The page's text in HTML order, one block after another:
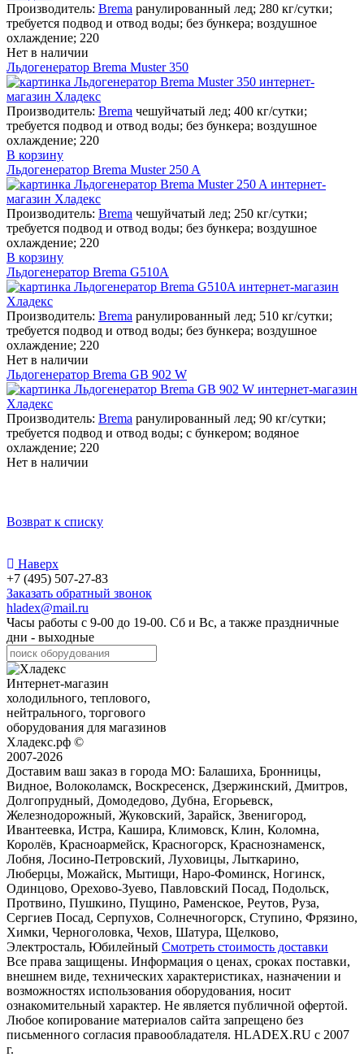
Производитель: Brema ранулированный лед; 280 кг/сутки;
требуется подвод и отвод воды; без бункера; воздушное
охлаждение; 220
Нет в наличии
Льдогенератор Brema Muster 350
Производитель: Brema чешуйчатый лед; 400 кг/сутки;
требуется подвод и отвод воды; без бункера; воздушное
охлаждение; 220
В корзину
Льдогенератор Brema Muster 250 A
Производитель: Brema чешуйчатый лед; 250 кг/сутки;
требуется подвод и отвод воды; без бункера; воздушное
охлаждение; 220
В корзину
Льдогенератор Brema G510A
Производитель: Brema ранулированный лед; 510 кг/сутки;
требуется подвод и отвод воды; без бункера; воздушное
охлаждение; 220
Нет в наличии
Льдогенератор Brema GB 902 W
Производитель: Brema ранулированный лед; 90 кг/сутки;
требуется подвод и отвод воды; с бункером; водяное
охлаждение; 220
Нет в наличии
Возврат к списку
Наверх
+7 (495) 507-27-83
Заказать обратный звонок
hladex@mail.ru
Часы работы с 9-00 до 19-00. Сб и Вс, а также праздничные
дни - выходные
Интернет-магазин
холодильного, теплового,
нейтрального, торгового
оборудования для магазинов
Хладекс.рф ©
2007-2026
Доставим ваш заказ в города МО: Балашиха, Бронницы,
Видное, Волоколамск, Воскресенск, Дзержинский, Дмитров,
Долгопрудный, Домодедово, Дубна, Егорьевск,
Железнодорожный, Жуковский, Зарайск, Звенигород,
Ивантеевка, Истра, Кашира, Климовск, Клин, Коломна,
Королёв, Красноармейск, Красногорск, Краснознаменск,
Лобня, Лосино-Петровский, Луховицы, Лыткарино,
Люберцы, Можайск, Мытищи, Наро-Фоминск, Ногинск,
Одинцово, Орехово-Зуево, Павловский Посад, Подольск,
Протвино, Пушкино, Пущино, Раменское, Реутов, Руза,
Сергиев Посад, Серпухов, Солнечногорск, Ступино, Фрязино,
Химки, Черноголовка, Чехов, Шатура, Щелково,
Электросталь, Юбилейный Смотреть стоимость доставки
Все права защищены. Информация о ценах, сроках поставки,
внешнем виде, технических характеристиках, назначении и
возможностях использования оборудования, носит
ознакомительный характер. Не является публичной офертой.
Любое копирование материалов сайта запрещено без
письменного согласия правообладателя. HLADEX.RU c 2007
г.